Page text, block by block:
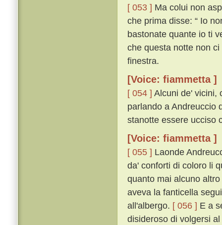
[ 053 ] Ma colui non
che prima disse: “ Io
bastonate quante io ti
che questa notte non
finestra.
[Voice: fiammetta ]
[ 054 ] Alcuni de' vicini,
parlando a Andreuccio
stanotte essere ucciso
[Voice: fiammetta ]
[ 055 ] Laonde
da' conforti di coloro li
quanto mai alcuno
aveva la fanticella
all'albergo. [ 056 ] E a
disideroso di volgersi